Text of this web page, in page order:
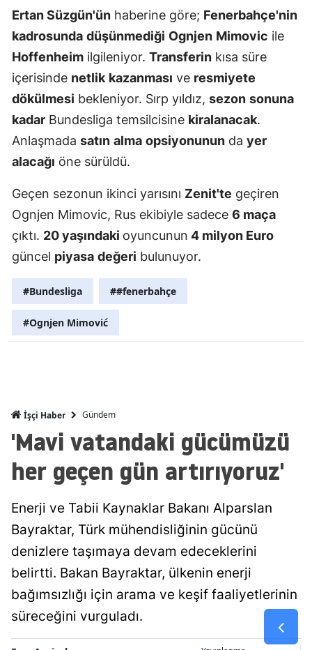
Isparta
Mersin
İzmir
Kayseri
Kırklareli
Kırşehir
Mardin
Muğla
Muş
Nevşehir
Niğde
Ordu
Rize
Sakarya
Ertan Süzgün'ün haberine göre; Fenerbahçe'nin
kadrosunda düşünmediği Ognjen Mimovic ile
Hoffenheim ilgileniyor. Transferin kısa süre
içerisinde netlik kazanması ve resmiyete
dökülmesi bekleniyor. Sırp yıldız, sezon sonuna
kadar Bundesliga temsilcisine kiralanacak.
Anlaşmada satın alma opsiyonunun da yer
alacağı öne sürüldü.
Geçen sezonun ikinci yarısını Zenit'te geçiren
Ognjen Mimovic, Rus ekibiyle sadece 6 maça
çıktı. 20 yaşındaki oyuncunun 4 milyon Euro
güncel piyasa değeri bulunuyor.
#Bundesliga ##fenerbahçe
#Ognjen Mimović
İşçi Haber Gündem
'Mavi vatandaki gücümüzü
her geçen gün artırıyoruz'
Enerji ve Tabii Kaynaklar Bakanı Alparslan
Bayraktar, Türk mühendisliğinin gücünü
denizlere taşımaya devam edeceklerini
belirtti. Bakan Bayraktar, ülkenin enerji
bağımsızlığı için arama ve keşif faaliyetlerinin
süreceğini vurguladı.